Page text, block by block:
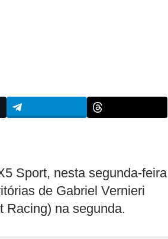
Sport, nesta segunda-feira
de Gabriel Vernieri
Racing) na segunda.